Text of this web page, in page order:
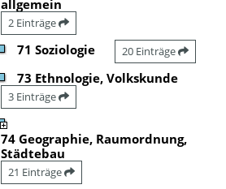
allgemein
2 Einträge
71 Soziologie 20 Einträge
73 Ethnologie, Volkskunde
3 Einträge
74 Geographie, Raumordnung,
Städtebau
21 Einträge